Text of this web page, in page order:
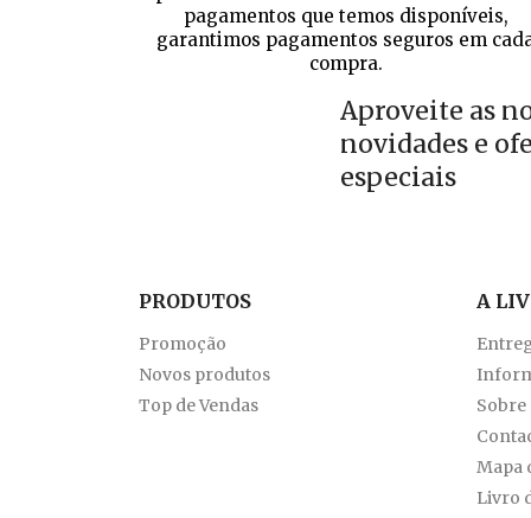
pagamentos que temos disponíveis,
garantimos pagamentos seguros em
compra.
Aproveite as
novidades e
especiais
PRODUTOS
Promoção
Novos produtos
Top de Vendas
A
Sobre
Mapa
Livro